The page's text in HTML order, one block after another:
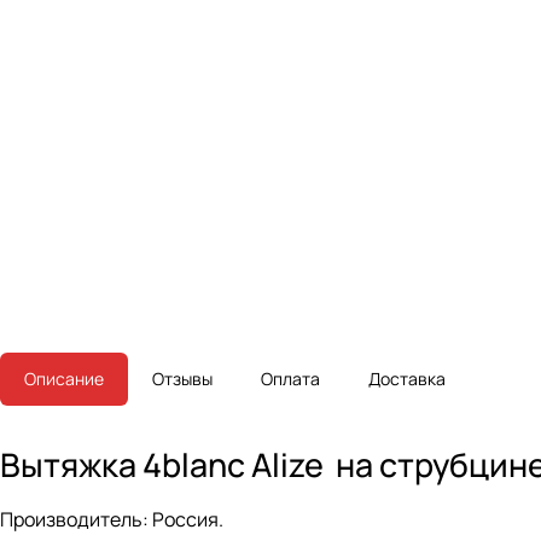
Описание Отзывы Оплата Доставка
Вытяжка 4blanc Alize на
Производитель: Россия.